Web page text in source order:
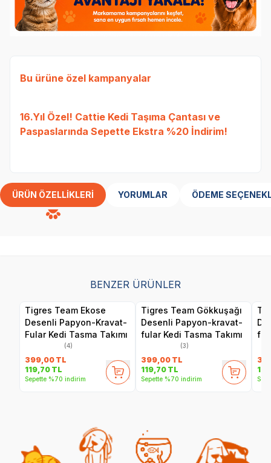
Bu ürüne özel kampanyalar
16.Yıl Özel! Cattie Kedi Taşıma Çantası ve
Paspaslarında Sepette Ekstra %20 İndirim!
ÜRÜN ÖZELLIKLERI YORUMLAR ÖDEME
BENZER ÜRÜNLER
Tigres Team Ekose
Desenli Papyon-Kravat-
Fular Kedi Tasma Takımı
(4)
399,00 TL
119,70 TL
Sepette %70 indirim
Tigres Team Gökkuşağı
Desenli Papyon-kravat-
fular Kedi Tasma Takımı
(3)
399,00 TL
119,70 TL
Sepette %70 indirim